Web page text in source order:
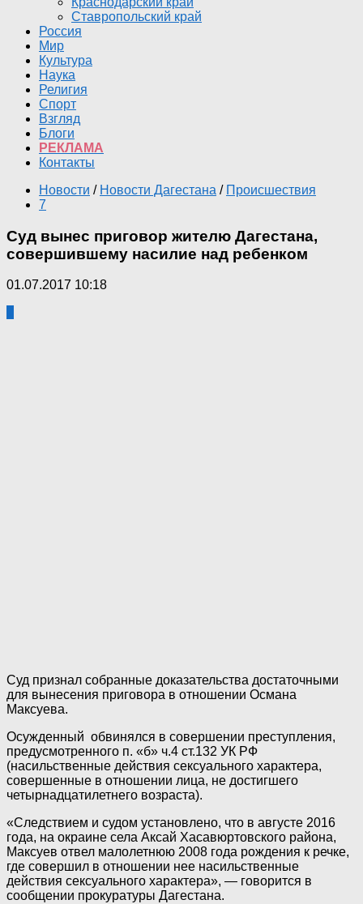
Ставропольский край
Россия
Мир
Культура
Наука
Религия
Спорт
Взгляд
Блоги
РЕКЛАМА
Контакты
Новости / Новости Дагестана / Происшествия
7
Суд вынес приговор жителю Дагестана,
совершившему насилие над ребенком
01.07.2017 10:18
Суд признал собранные доказательства достаточными
для вынесения приговора в отношении Османа
Максуева.
Осужденный обвинялся в совершении преступления,
предусмотренного п. «б» ч.4 ст.132 УК РФ
(насильственные действия сексуального характера,
совершенные в отношении лица, не достигшего
четырнадцатилетнего возраста).
«Следствием и судом установлено, что в августе 2016
года, на окраине села Аксай Хасавюртовского района,
Максуев отвел малолетнюю 2008 года рождения к речке,
где совершил в отношении нее насильственные
действия сексуального характера», — говорится в
сообщении прокуратуры Дагестана.